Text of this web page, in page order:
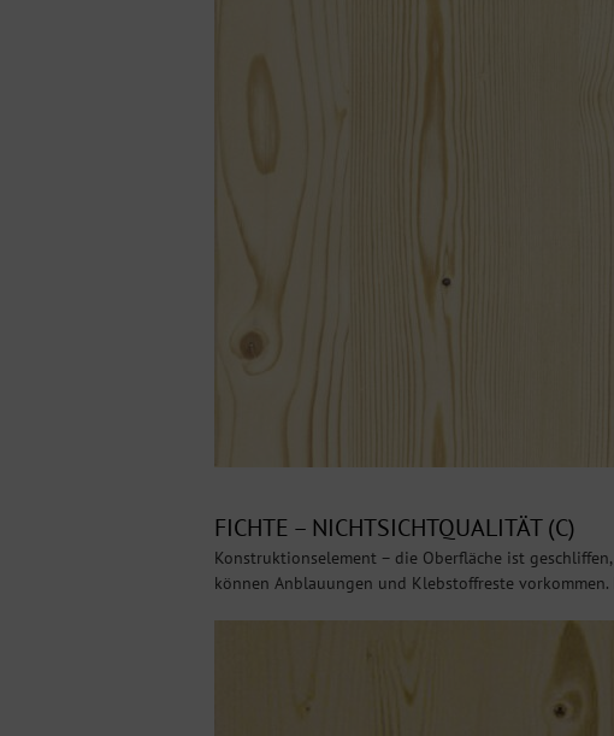
FICHTE – NICHTSICHTQUALITÄT (C)
Konstruktionselement – die Oberfläche ist
können Anblauungen und Klebstoffreste